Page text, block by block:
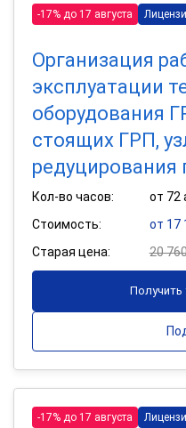
-17% до 17 августа
Организация
эксплуатации
оборудования
стоящих ГРП,
редуцирования
Кол-во часов:
от 72
Стоимость:
от 17
Старая цена:
20
Получить
-17% до 17 августа